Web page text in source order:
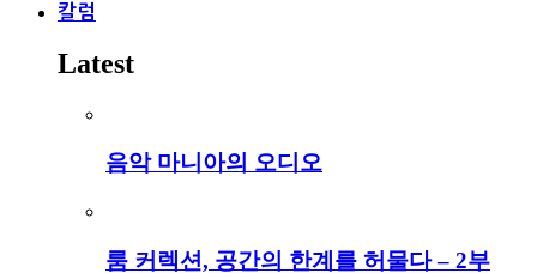
칼럼
Latest
음악 마니아의 오디오
룸 커렉션, 공간의 한계를 허물다 – 2부